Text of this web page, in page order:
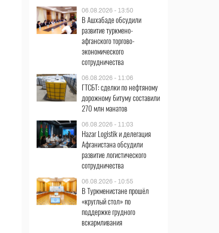
06.08.2026 - 13:50
В Ашхабаде обсудили
развитие туркмено-
афганского торгово-
экономического
сотрудничества
06.08.2026 - 11:06
ГТСБТ: сделки по нефтяному
дорожному битуму составили
270 млн манатов
06.08.2026 - 11:03
Hazar Logistik и делегация
Афганистана обсудили
развитие логистического
сотрудничества
06.08.2026 - 10:55
В Туркменистане прошёл
«круглый стол» по
поддержке грудного
вскармливания